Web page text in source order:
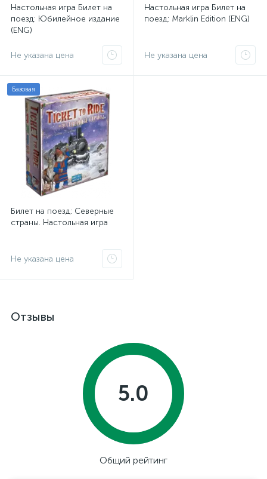
Настольная игра Билет на
поезд: Юбилейное издание
(ENG)
Не указана цена
Настольная игра Билет на
поезд: Marklin Edition (ENG)
Не указана цена
Базовая
Билет на поезд: Северные
страны. Настольная игра
Не указана цена
Отзывы
5.0
Общий рейтинг